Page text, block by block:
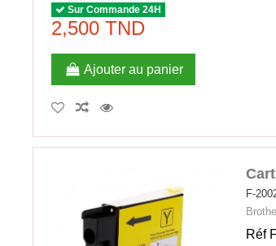
Sur Commande 24H
2,500 TND
Ajouter au panier
F-
Réf